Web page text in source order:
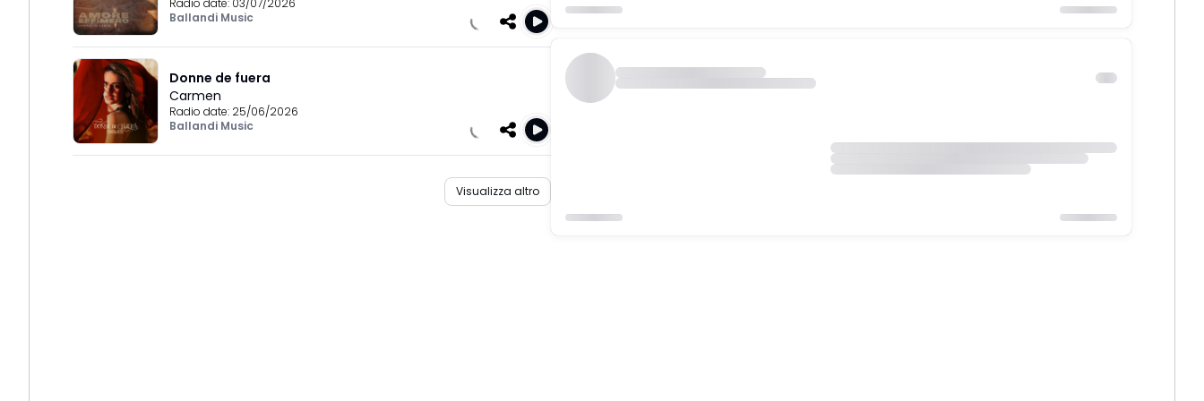
Radio date: 03/07/2026
Ballandi Music
Donne de fuera
Carmen
Radio date: 25/06/2026
Ballandi Music
Visualizza altro